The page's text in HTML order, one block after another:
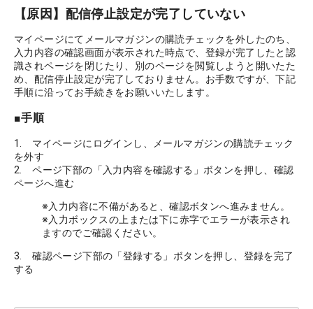
【原因】配信停止設定が完了していない
マイページにてメールマガジンの購読チェックを外したのち、
入力内容の確認画面が表示された時点で、登録が完了したと認
識されページを閉じたり、別のページを閲覧しようと開いたた
め、配信停止設定が完了しておりません。お手数ですが、下記
手順に沿ってお手続きをお願いいたします。
■手順
1.　マイページにログインし、メールマガジンの購読チェック
を外す
2.　ページ下部の「入力内容を確認する」ボタンを押し、確認
ページへ進む
※入力内容に不備があると、確認ボタンへ進みません。
※入力ボックスの上または下に赤字でエラーが表示され
ますのでご確認ください。
3.　確認ページ下部の「登録する」ボタンを押し、登録を完了
する